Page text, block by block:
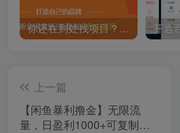
你还在到处找项目？还在当韭菜？我靠卖项目一个月收入5万+，曾经我也是个失败者。
上一篇
【闲鱼暴利撸金】无限流
量，日盈利1000+可复制扩